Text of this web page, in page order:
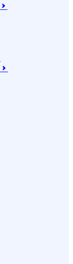

